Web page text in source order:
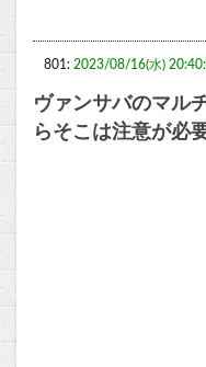
801: 2023/08/16(水)
ヴァンサバのマル
らそこは注意が必